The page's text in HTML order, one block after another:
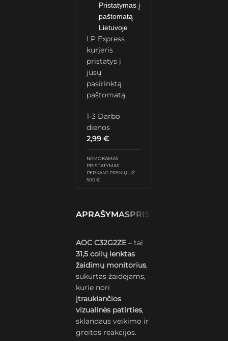
Pristatymas į
paštomatą
Lietuvoje
LP Express
kurjeris
pristatys į
jūsų
pasirinktą
paštomatą.
1-3 Darbo
dienos
2,99€
NEMOKAMAS
PRISTATYMAS
PERKANT PREKIŲ UŽ
500 €
APRAŠYMASPRISTATYMAS IR
AOC C32G2ZE – tai
31,5 colių lenktas
žaidimų monitorius,
sukurtas žaidėjams,
kurie nori
įtraukiančios
vizualinės patirties,
sklandaus veikimo ir
greitos reakcijos.